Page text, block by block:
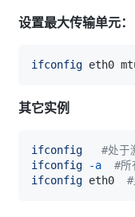
设置最大传输单元：
ifconfig eth0
其它实例
ifconfig
#处于
ifconfig
-a
#所
ifconfig eth0